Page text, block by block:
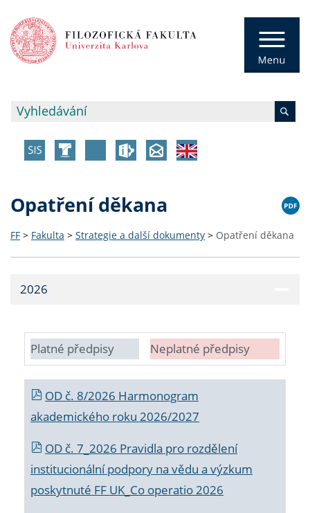
Opatření děkana
FF > Fakulta > Strategie a další dokumenty > Opatření děkana
2026
Platné předpisy Neplatné předpisy
OD č. 8/2026 Harmonogram
akademického roku 2026/2027
OD č. 7_2026 Pravidla pro rozdělení
institucionální podpory na vědu a výzkum
poskytnuté FF UK_Co operatio 2026